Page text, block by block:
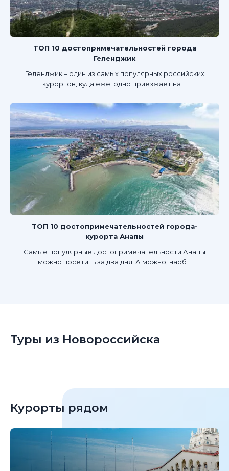
ТОП 10 достопримечательностей города
Геленджик
Геленджик – один из самых популярных российских
курортов, куда ежегодно приезжает на ...
ТОП 10 достопримечательностей города-
курорта Анапы
Самые популярные достопримечательности Анапы
можно посетить за два дня. А можно, наоб...
Туры из Новороссийска
Курорты рядом